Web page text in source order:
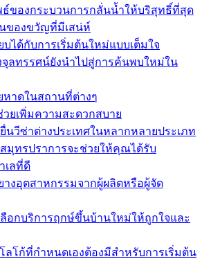
ของกระบวนการกลั่นน้ำให้บริสุทธิ์ที่สุด
นของขวัญที่มีเสน่ห์
บได้กับการเริ่มต้นใหม่แบบเต็มใจ
ลทรรศน์ยังนำไปสู่การค้นพบใหม่ใน
หาดในสถานที่ต่างๆ
วยเพิ่มความสะดวกสบาย
นวีซ่าต่างประเทศในหลากหลายประเภท
มุทรปราการจะช่วยให้คุณได้รับ
เลที่ดี
างอุตสาหกรรมจากผู้ผลิตหรือผู้จัด
ลือกบริการฤกษ์ขึ้นบ้านใหม่ให้ถูกใจและ
ลโก้ที่กำหนดเองต้องมีสำหรับการเริ่มต้น